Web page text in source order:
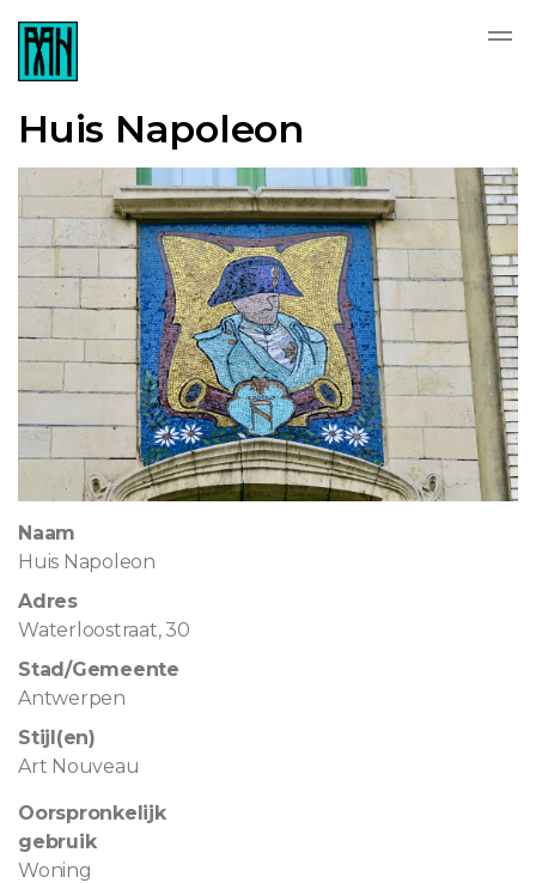
Huis Napoleon
Naam
Huis Napoleon
Adres
Waterloostraat, 30
Stad/Gemeente
Antwerpen
Stijl(en)
Art Nouveau
Oorspronkelijk
gebruik
Woning